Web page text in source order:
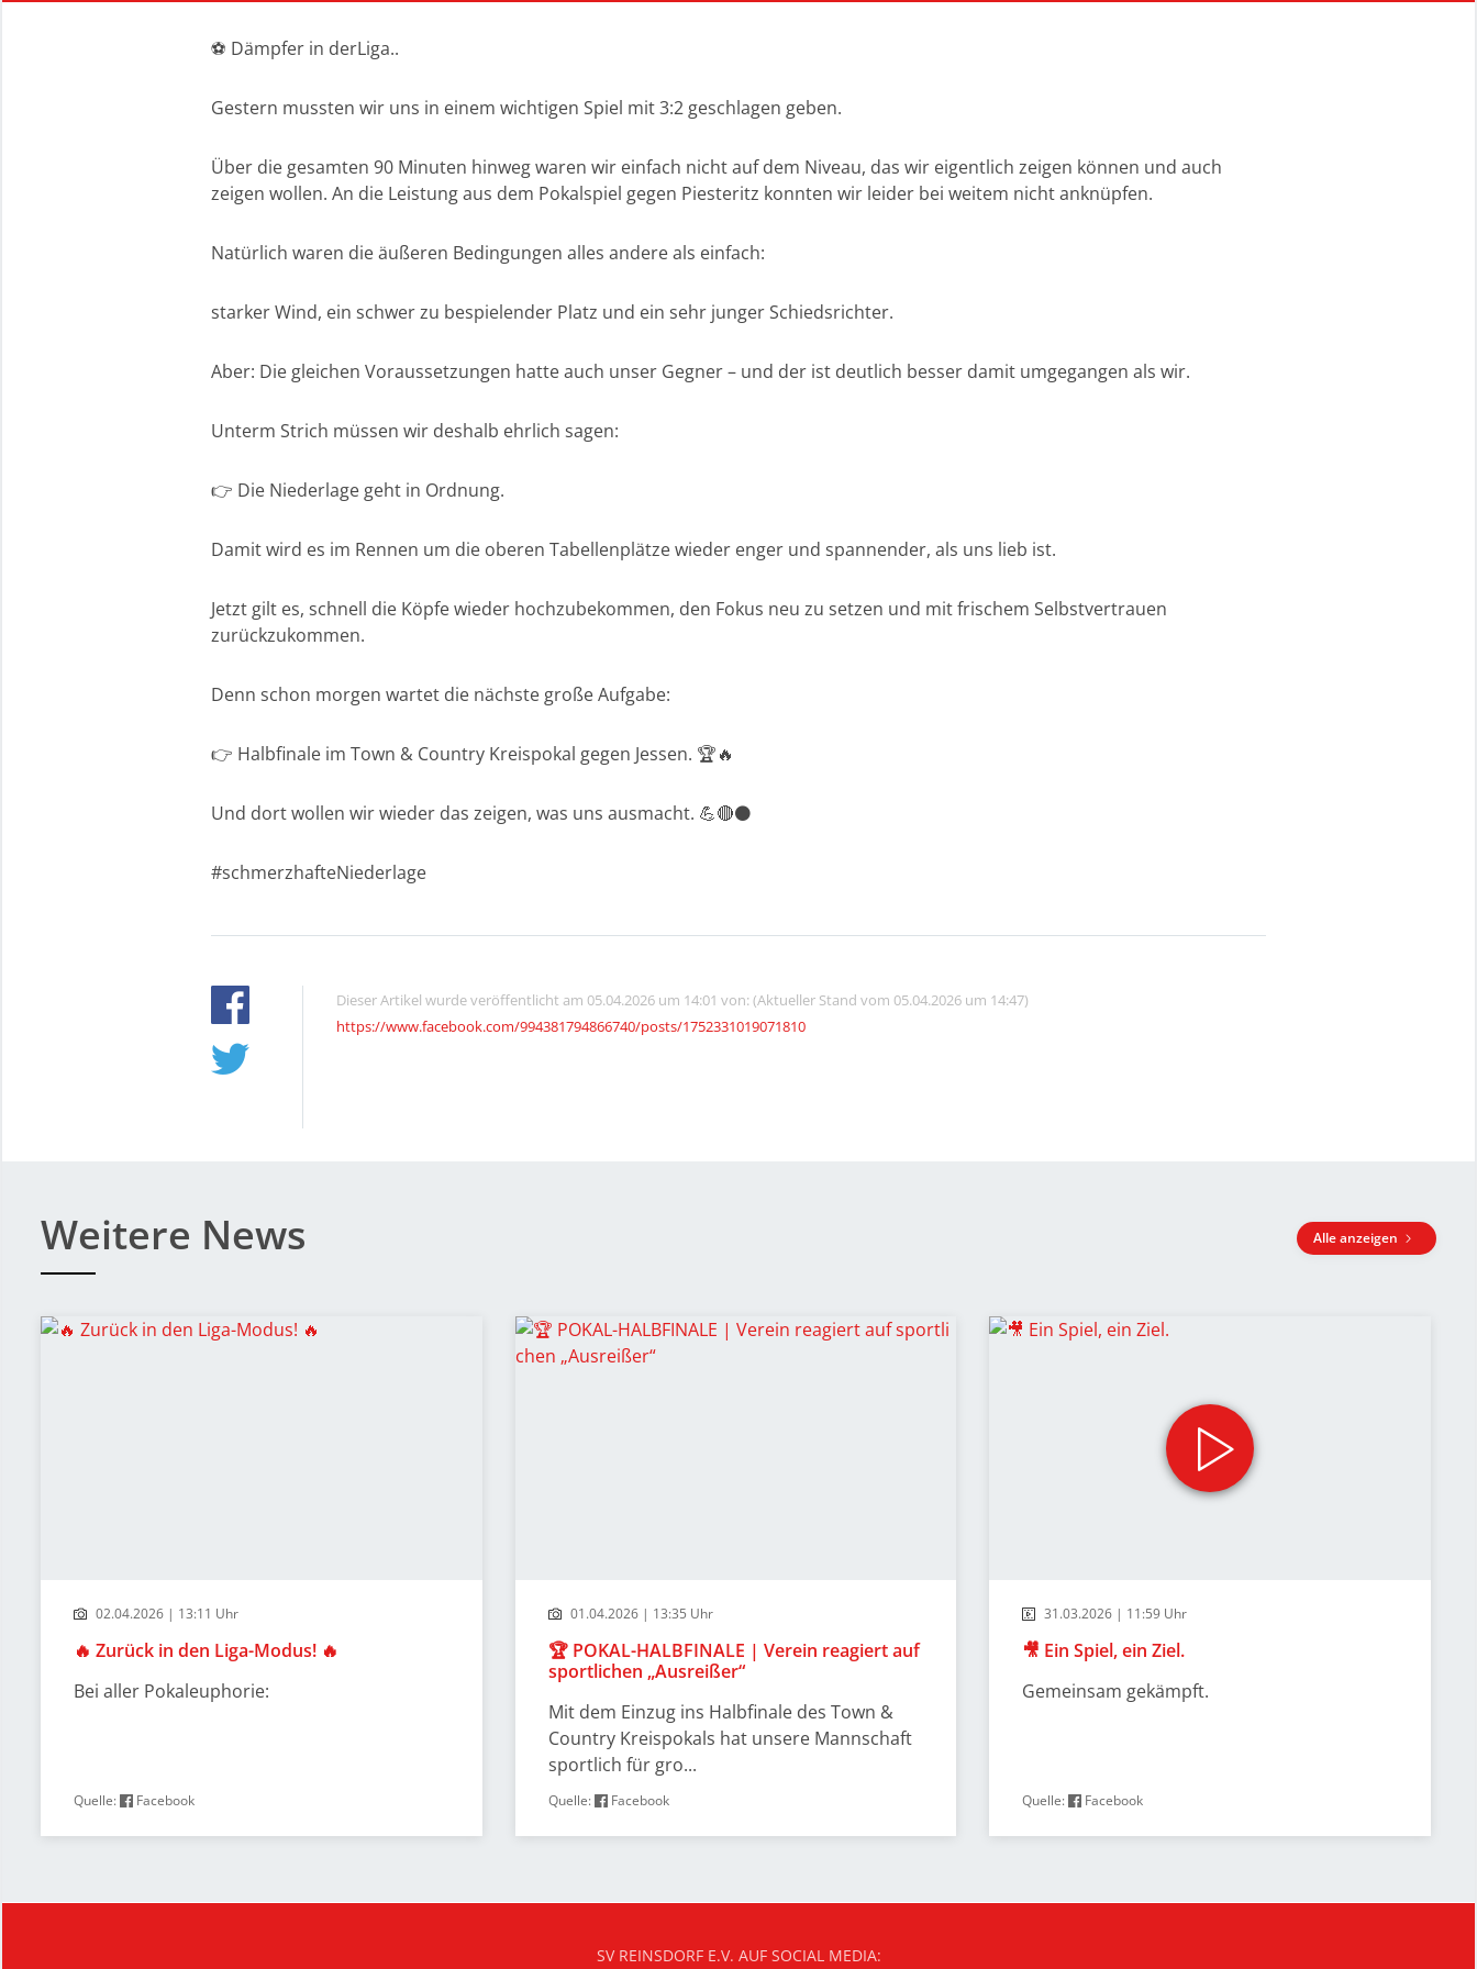
⚽ Dämpfer in derLiga..
Gestern mussten wir uns in einem wichtigen Spiel mit 3:2 geschlagen geben.
Über die gesamten 90 Minuten hinweg waren wir einfach nicht auf dem Niveau, das wir eigentlich zeigen können und auch
zeigen wollen. An die Leistung aus dem Pokalspiel gegen Piesteritz konnten wir leider bei weitem nicht anknüpfen.
Natürlich waren die äußeren Bedingungen alles andere als einfach:
starker Wind, ein schwer zu bespielender Platz und ein sehr junger Schiedsrichter.
Aber: Die gleichen Voraussetzungen hatte auch unser Gegner – und der ist deutlich besser damit umgegangen als wir.
Unterm Strich müssen wir deshalb ehrlich sagen:
👉 Die Niederlage geht in Ordnung.
Damit wird es im Rennen um die oberen Tabellenplätze wieder enger und spannender, als uns lieb ist.
Jetzt gilt es, schnell die Köpfe wieder hochzubekommen, den Fokus neu zu setzen und mit frischem Selbstvertrauen
zurückzukommen.
Denn schon morgen wartet die nächste große Aufgabe:
👉 Halbfinale im Town & Country Kreispokal gegen Jessen. 🏆🔥
Und dort wollen wir wieder das zeigen, was uns ausmacht. 💪🔴⚫
#schmerzhafteNiederlage
Dieser Artikel wurde veröffentlicht am 05.04.2026 um 14:01 von: (Aktueller Stand vom 05.04.2026 um 14:47)
https://www.facebook.com/994381794866740/posts/1752331019071810
Weitere News Alle anzeigen
02.04.2026 | 13:11 Uhr
🔥 Zurück in den Liga-Modus! 🔥
Bei aller Pokaleuphorie:
Quelle: Facebook
01.04.2026 | 13:35 Uhr
🏆 POKAL-HALBFINALE | Verein reagiert auf
sportlichen „Ausreißer“
Mit dem Einzug ins Halbfinale des Town &
Country Kreispokals hat unsere Mannschaft
sportlich für gro...
Quelle: Facebook
31.03.2026 | 11:59 Uhr
🎥 Ein Spiel, ein Ziel.
Gemeinsam gekämpft.
Quelle: Facebook
SV REINSDORF E.V. AUF SOCIAL MEDIA: